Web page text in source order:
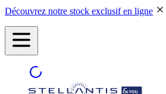
Découvrez notre stock exclusif en ligne